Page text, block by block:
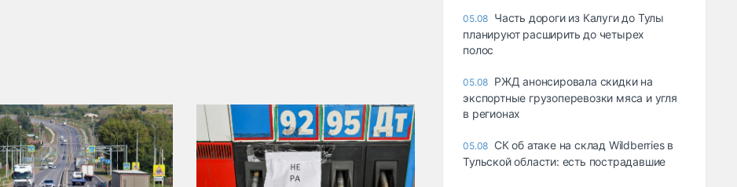
05.08 Часть дороги из Калуги до Тулы
планируют расширить до четырех
полос
05.08 РЖД анонсировала скидки на
экспортные грузоперевозки мяса и угля
в регионах
05.08 СК об атаке на склад Wildberries в
Тульской области: есть пострадавшие